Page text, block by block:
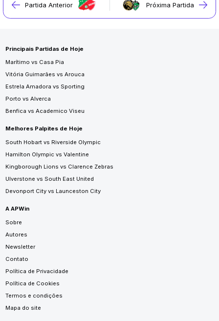
Partida Anterior Próxima Partida
Principais Partidas de Hoje
Marítimo vs Casa Pia
Vitória Guimarães vs Arouca
Estrela Amadora vs Sporting
Porto vs Alverca
Benfica vs Academico Viseu
Melhores Palpites de Hoje
South Hobart vs Riverside Olympic
Hamilton Olympic vs Valentine
Kingborough Lions vs Clarence Zebras
Ulverstone vs South East United
Devonport City vs Launceston City
A APWin
Sobre
Autores
Newsletter
Contato
Política de Privacidade
Política de Cookies
Termos e condições
Mapa do site